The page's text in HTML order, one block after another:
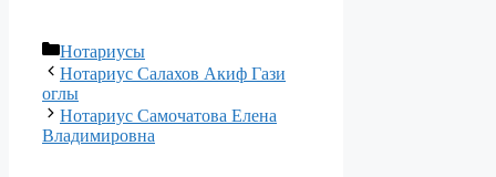
Рубрики
Нотариусы
Нотариус Салахов Акиф Гази
оглы
Нотариус Самочатова Елена
Владимировна